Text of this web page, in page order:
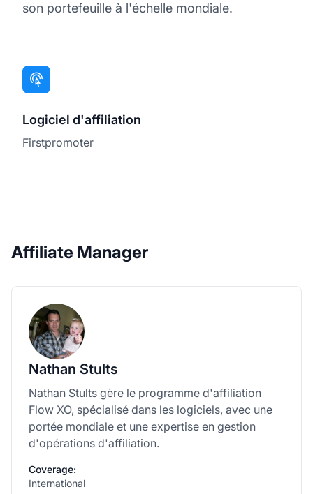
son portefeuille à l'échelle mondiale.
Logiciel d'affiliation
Firstpromoter
Affiliate Manager
Nathan Stults
Nathan Stults gère le programme d'affiliation
Flow XO, spécialisé dans les logiciels, avec une
portée mondiale et une expertise en gestion
d'opérations d'affiliation.
Coverage:
International